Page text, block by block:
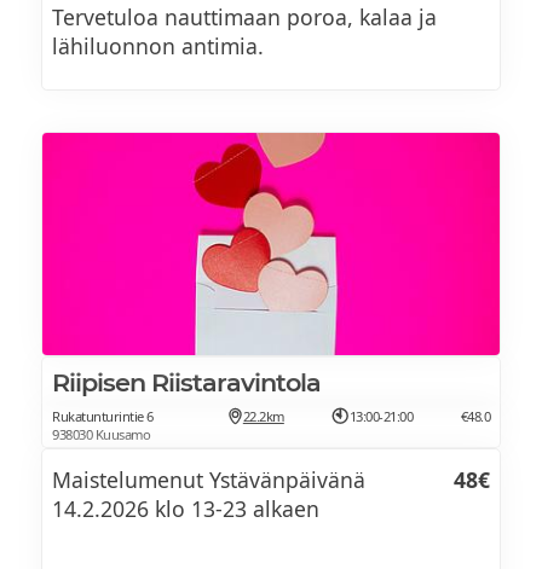
Tervetuloa nauttimaan poroa, kalaa ja
lähiluonnon antimia.
Riipisen Riistaravintola
Rukatunturintie 6
938030 Kuusamo
22.2km 13:00-21:00 €48.0
Maistelumenut Ystävänpäivänä
14.2.2026 klo 13-23 alkaen
48€